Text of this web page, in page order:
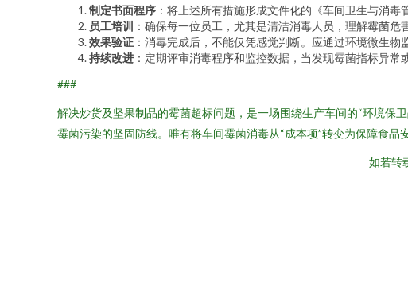
制定书面程序 ：将上述所有措施形成文件化的《车间卫生与消
员工培训 ：确保每一位员工，尤其是清洁消毒人员，理解霉菌危
效果验证 ：消毒完成后，不能仅凭感觉判断。应通过环境微生
持续改进 ：定期评审消毒程序和监控数据，当发现霉菌指标异常
###
解决炒货及坚果制品的霉菌超标问题，是一场围绕生产车间的“环境保
霉菌污染的坚固防线。唯有将车间霉菌消毒从“成本项”转变为保障食
如若转